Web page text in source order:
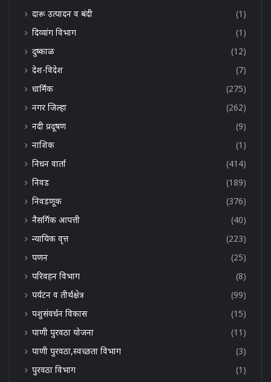
दारू उत्पादन व बंदी
(1)
दिव्यांग विभाग
(1)
दुष्काळ
(12)
देश-विदेश
(7)
धार्मिक
(275)
नगर जिल्हा
(262)
नदी प्रदूषण
(9)
नाशिक
(1)
निधन वार्ता
(414)
निवड
(189)
निवडणूक
(376)
नैसर्गिक आपत्ती
(40)
न्यायिक वृत्त
(223)
पणन
(25)
परिवहन विभाग
(8)
पर्यटन व तीर्थक्षेत्र
(99)
पशुसंवर्धन विकास
(15)
पाणी पुरवठा योजना
(11)
पाणी पुरवठा,स्वच्छता विभाग
(3)
पुरवठा विभाग
(1)